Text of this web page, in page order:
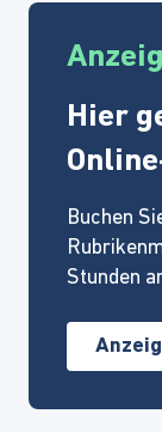
Hier
Buchen
Stunden